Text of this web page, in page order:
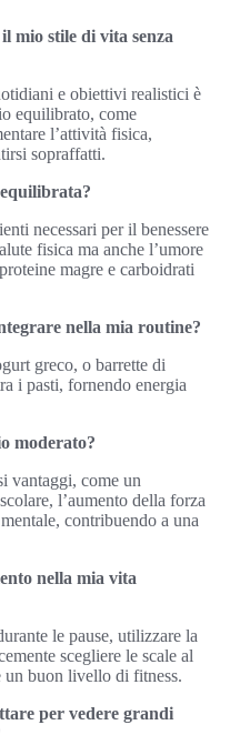
mio stile di vita senza
e obiettivi realistici è
equilibrato, come
l’attività fisica,
sopraffatti.
necessari per il benessere
fisica ma anche l’umore
magre e carboidrati
nella mia routine?
greco, o barrette di
i pasti, fornendo energia
moderato?
vantaggi, come un
l’aumento della forza
contribuendo a una
nella mia vita
le pause, utilizzare la
scegliere le scale al
un buon livello di fitness.
per vedere grandi